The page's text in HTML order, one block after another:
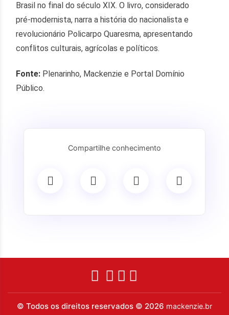
Brasil no final do século XIX. O livro, considerado
pré-modernista, narra a história do nacionalista e
revolucionário Policarpo Quaresma, apresentando
conflitos culturais, agrícolas e políticos.
Fonte: Plenarinho, Mackenzie e Portal Domínio
Público.
Compartilhe conhecimento
© Todos os direitos reservados © 2026 mackenzie.br